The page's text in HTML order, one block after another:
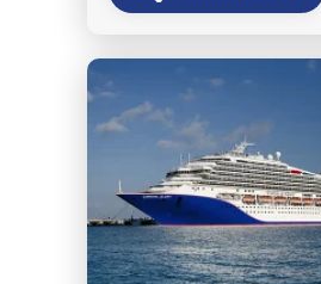
Explora IV
Explora V
Explora VI
Hapag-Lloyd Cruises
HANSEATIC inspiration
HANSEATIC nature
HANSEATIC spirit